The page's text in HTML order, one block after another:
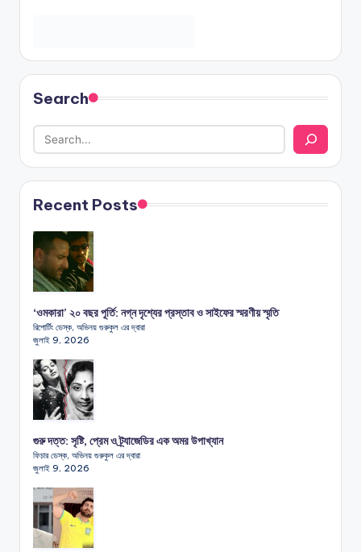
Search
Recent Posts
‘ওমকারা’ ২০ বছর পূর্তি: নগ্ন দৃশ্যের প্রস্তাব ও সাইফের স্মরণীয় স্মৃতি
রিপোর্টিং ডেস্ক, অভিনয় গুরুকুল এর দ্বারা
জুলাই 9, 2026
গুরু দত্ত: সৃষ্টি, প্রেম ও ট্র্যাজেডির এক অমর উপাখ্যান
ফিচার ডেস্ক, অভিনয় গুরুকুল এর দ্বারা
জুলাই 9, 2026